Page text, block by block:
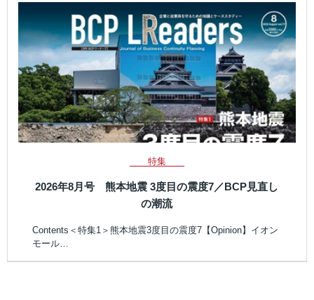
特集
2026年8月号 熊本地震 3度目の震度7／BCP見直し
の潮流
Contents＜特集1＞熊本地震3度目の震度7【Opinion】イオン
モール…